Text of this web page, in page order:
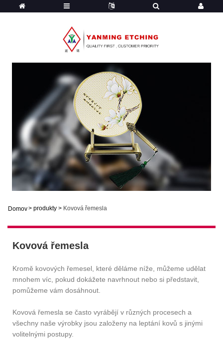
Domov> produkty > Kovová řemesla
Kovová řemesla
Kromě kovových řemesel, které děláme níže, můžeme udělat
mnohem víc, pokud dokážete navrhnout nebo si představit,
pomůžeme vám dosáhnout.
Kovová řemesla se často vyrábějí v různých procesech a
všechny naše výrobky jsou založeny na leptání kovů s jinými
volitelnými postupy.